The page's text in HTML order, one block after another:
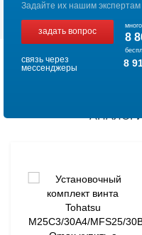
Задайте их нашим
задать вопрос 8
связь через
мессенджеры
8